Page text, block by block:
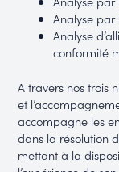
Analyse par
Analyse
conformité
A travers nos trois
et
accompagne les
dans la résolution
mettant à la